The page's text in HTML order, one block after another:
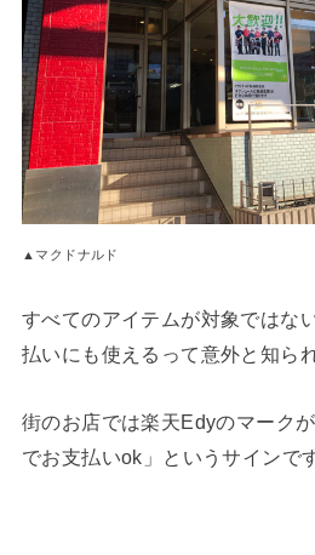
▲マクドナルド
すべてのアイテムが対象ではな
払いにも使えるって意外と知ら
街のお店では楽天Edyのマーク
でお支払いok」というサインで